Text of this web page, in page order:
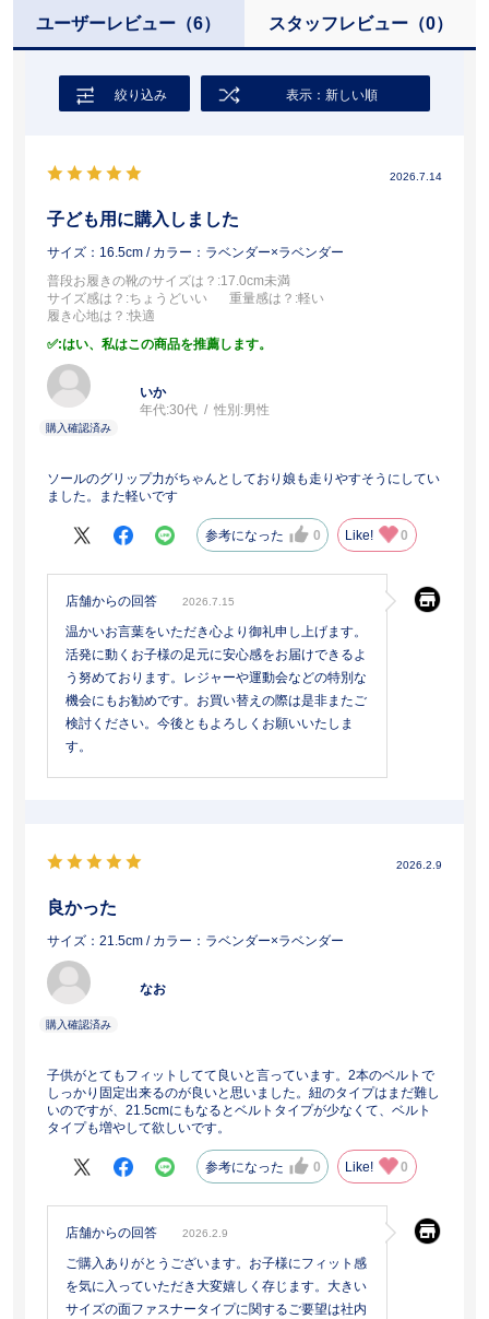
ユーザーレビュー （6） スタッフレビュー（0）
絞り込み 表示：新しい順
2026.7.14
子ども用に購入しました
サイズ：16.5cm / カラー：ラベンダー×ラベンダー
普段お履きの靴のサイズは？ :17.0cm未満
サイズ感は？ :ちょうどいい 重量感は？ :軽い
履き心地は？ :快適
:はい、私はこの商品を推薦します。
いか
年代:30代 性別:男性
ソールのグリップ力がちゃんとしており娘も走りやすそうにしてい
ました。また軽いです
参考になった 0 Like! 0
店舗からの回答 2026.7.15
温かいお言葉をいただき心より御礼申し上げます。
活発に動くお子様の足元に安心感をお届けできるよ
う努めております。レジャーや運動会などの特別な
機会にもお勧めです。お買い替えの際は是非またご
検討ください。今後ともよろしくお願いいたしま
す。
2026.2.9
良かった
サイズ：21.5cm / カラー：ラベンダー×ラベンダー
なお
子供がとてもフィットしてて良いと言っています。2本のベルトで
しっかり固定出来るのが良いと思いました。紐のタイプはまだ難し
いのですが、21.5cmにもなるとベルトタイプが少なくて、ベルト
タイプも増やして欲しいです。
参考になった 0 Like! 0
店舗からの回答 2026.2.9
ご購入ありがとうございます。お子様にフィット感
を気に入っていただき大変嬉しく存じます。大きい
サイズの面ファスナータイプに関するご要望は社内